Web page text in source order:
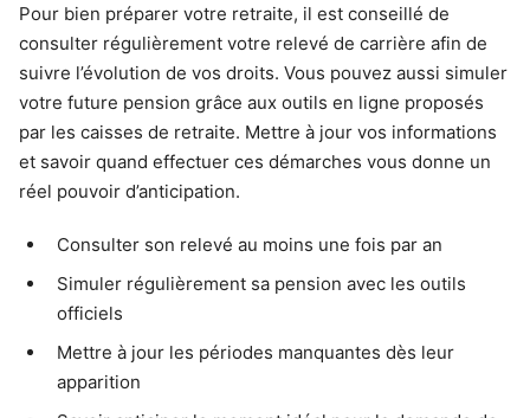
Pour bien préparer votre retraite, il est conseillé de
consulter régulièrement votre relevé de carrière afin de
suivre l’évolution de vos droits. Vous pouvez aussi simuler
votre future pension grâce aux outils en ligne proposés
par les caisses de retraite. Mettre à jour vos informations
et savoir quand effectuer ces démarches vous donne un
réel pouvoir d’anticipation.
Consulter son relevé au moins une fois par an
Simuler régulièrement sa pension avec les outils
officiels
Mettre à jour les périodes manquantes dès leur
apparition